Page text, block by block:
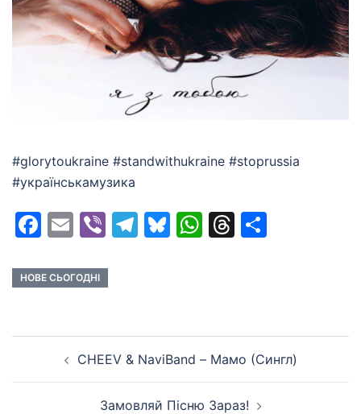
#glorytoukraine #standwithukraine #stoprussia
#українськамузика
Facebook
EmailViberTelegram
Bluesky
WhatsApp
Threads
НОВЕ СЬОГОДНІ
navigationCHEEV & NaviBand – Мамо (Сингл)
Замовляй Пiсню Зараз!